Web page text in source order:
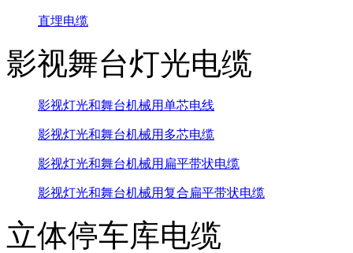
直埋电缆
影视舞台灯光电缆
影视灯光和舞台机械用单芯电线
影视灯光和舞台机械用多芯电缆
影视灯光和舞台机械用扁平带状电缆
影视灯光和舞台机械用复合扁平带状电缆
立体停车库电缆